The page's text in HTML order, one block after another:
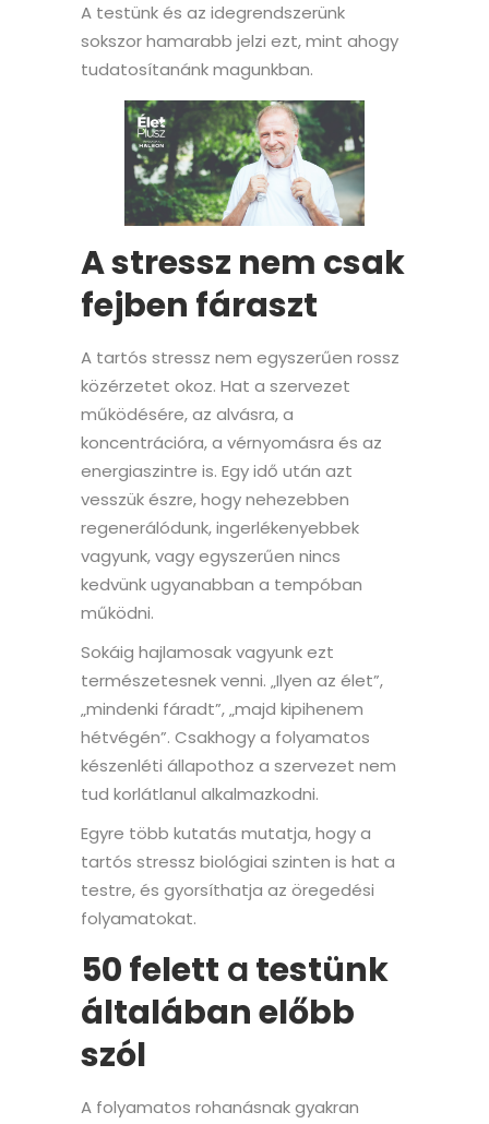
A testünk és az idegrendszerünk
sokszor hamarabb jelzi ezt, mint ahogy
tudatosítanánk magunkban.
A stressz nem csak
fejben fáraszt
A tartós stressz nem egyszerűen rossz
közérzetet okoz. Hat a szervezet
működésére, az alvásra, a
koncentrációra, a vérnyomásra és az
energiaszintre is. Egy idő után azt
vesszük észre, hogy nehezebben
regenerálódunk, ingerlékenyebbek
vagyunk, vagy egyszerűen nincs
kedvünk ugyanabban a tempóban
működni.
Sokáig hajlamosak vagyunk ezt
természetesnek venni. „Ilyen az élet”,
„mindenki fáradt”, „majd kipihenem
hétvégén”. Csakhogy a folyamatos
készenléti állapothoz a szervezet nem
tud korlátlanul alkalmazkodni.
Egyre több kutatás mutatja, hogy a
tartós stressz biológiai szinten is hat a
testre, és gyorsíthatja az öregedési
folyamatokat.
50 felett atestünk
általában előbb
szól
A folyamatos rohanásnak gyakran